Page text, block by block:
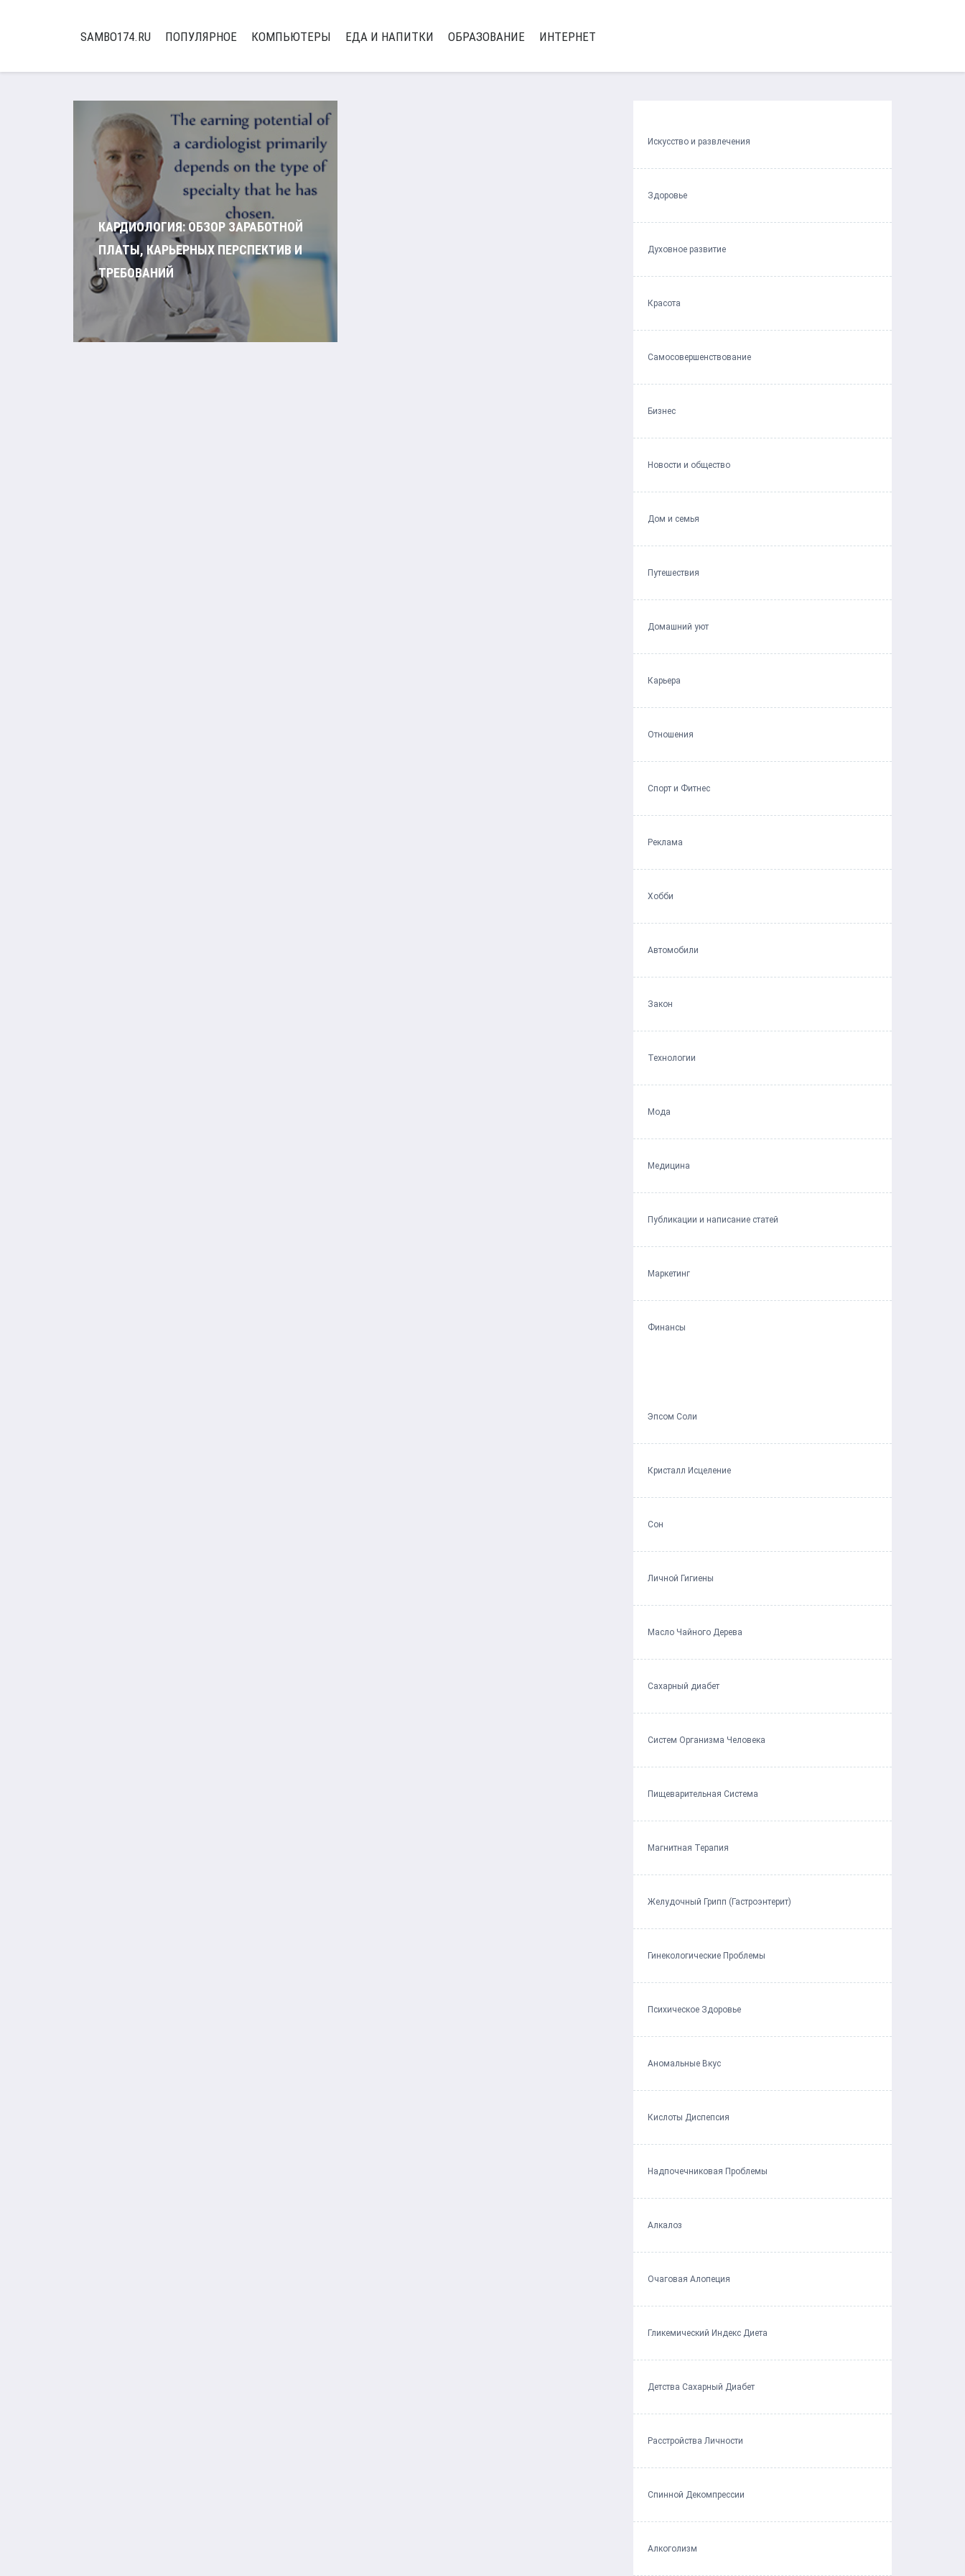
SAMBO174.RU ПОПУЛЯРНОЕ КОМПЬЮТЕРЫ ЕДА И НАПИТКИ ОБРАЗОВАНИЕ ИНТЕРНЕТ
КАРДИОЛОГИЯ: ОБЗОР ЗАРАБОТНОЙ
ПЛАТЫ, КАРЬЕРНЫХ ПЕРСПЕКТИВ И
ТРЕБОВАНИЙ
Искусство и развлечения
Здоровье
Духовное развитие
Красота
Самосовершенствование
Бизнес
Новости и общество
Дом и семья
Путешествия
Домашний уют
Карьера
Отношения
Спорт и Фитнес
Реклама
Хобби
Автомобили
Закон
Технологии
Мода
Медицина
Публикации и написание статей
Маркетинг
Финансы
Эпсом Соли
Кристалл Исцеление
Сон
Личной Гигиены
Масло Чайного Дерева
Сахарный диабет
Систем Организма Человека
Пищеварительная Система
Магнитная Терапия
Желудочный Грипп (Гастроэнтерит)
Гинекологические Проблемы
Психическое Здоровье
Аномальные Вкус
Кислоты Диспепсия
Надпочечниковая Проблемы
Алкалоз
Очаговая Алопеция
Гликемический Индекс Диета
Детства Сахарный Диабет
Расстройства Личности
Спинной Декомпрессии
Алкоголизм